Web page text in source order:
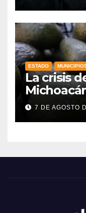
ESTADO
La crisis
7 DE AGOSTO